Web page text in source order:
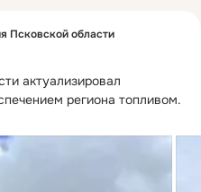
Псковской области
актуализировал
региона топливом.